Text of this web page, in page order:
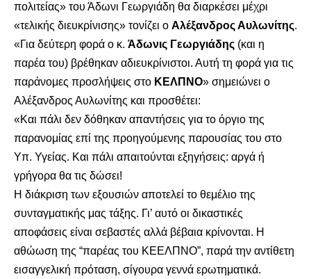
πολιτείας» του Άδωνι Γεωργιάδη θα διαρκέσει μέχρι
«τελικής διευκρίνισης» τονίζει ο Αλέξανδρος Αυλωνίτης.
«Για δεύτερη φορά ο κ. Άδωνις Γεωργιάδης (και η
παρέα του) βρέθηκαν αδιευκρίνιστοι. Αυτή τη φορά για τις
παράνομες προσλήψεις στο ΚΕΛΠΝΟ» σημειώνει ο
Αλέξανδρος Αυλωνίτης και προσθέτει:
«Και πάλι δεν δόθηκαν απαντήσεις για το όργιο της
παρανομίας επί της προηγούμενης παρουσίας του στο
Υπ. Υγείας. Και πάλι απαιτούνται εξηγήσεις: αργά ή
γρήγορα θα τις δώσει!
Η διάκριση των εξουσιών αποτελεί το θεμέλιο της
συνταγματικής μας τάξης. Γι’ αυτό οι δικαστικές
αποφάσεις είναι σεβαστές αλλά βέβαια κρίνονται. Η
αθώωση της “παρέας του ΚΕΕΛΠΝΟ”, παρά την αντίθετη
εισαγγελική πρόταση, σίγουρα γεννά ερωτηματικά.